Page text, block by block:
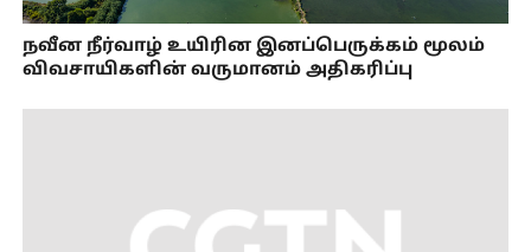
நவீன நீர்வாழ் உயிரின இனப்பெருக்கம் மூலம்
விவசாயிகளின் வருமானம் அதிகரிப்பு